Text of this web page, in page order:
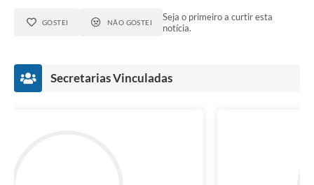
GOSTEI NÃO GOSTEI
Seja o primeiro a curtir esta
notícia.
Secretarias Vinculadas